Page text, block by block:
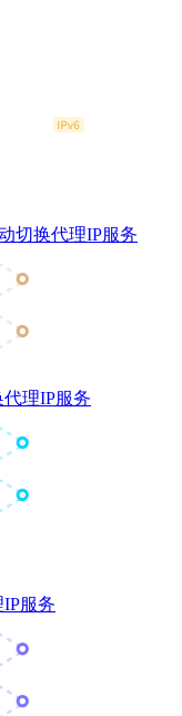
切换代理IP服务
理IP服务
服务